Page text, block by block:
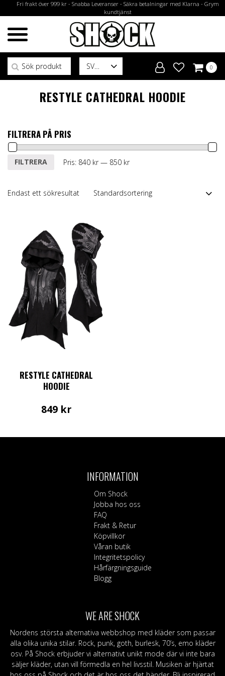
Fri frakt över 999 kr - Snabba Leveranser - Säkra betalningar med Klarna - Grym
kundtjänst
SV
Sök efter:
0
RESTYLE CATHEDRAL HOODIE
FILTRERA PÅ PRIS
Min
MaxFILTRERA Pris: 840 kr— 850 kr
Endast ett sökresultat
RESTYLE CATHEDRAL
HOODIE
849 kr
alternativen
produktsidan
INFORMATION
Om Shock
Jobba hos oss
FAQ
Frakt & Retur
Köpvillkor
Våran butik
Integritetspolicy
Hårfärgningsguide
Blogg
WE ARE SHOCK
Nordens största alternativa webbshop med kläder som passar
alla olika unika stilar. Rock, punk, goth, burlesk, 70’s, emo kläder
osv. På Shock erbjuder vi alternativt unikt mode där vi inte bara
säljer kläder, utan vill förmedla en hel livsstil. Musiken är hjärtat